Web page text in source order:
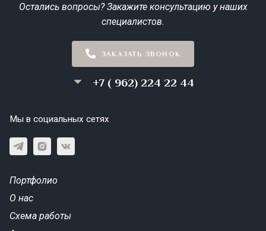
Остались вопросы? Закажите консультацию у наших
специалистов.
ЗАКАЗАТЬ ЗВОНОК
+7 ( 962) 224 22 44
Мы в социальных сетях
Портфолио
О нас
Схема работы